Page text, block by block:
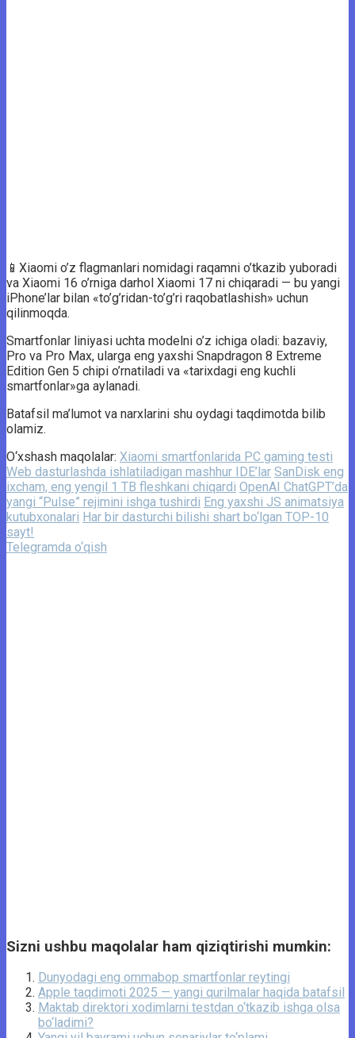
📱Xiaomi o’z flagmanlari nomidagi raqamni o’tkazib yuboradi
va Xiaomi 16 o’rniga darhol Xiaomi 17 ni chiqaradi — bu yangi
iPhone’lar bilan «to’g’ridan-to’g’ri raqobatlashish» uchun
qilinmoqda.
Smartfonlar liniyasi uchta modelni o’z ichiga oladi: bazaviy,
Pro va Pro Max, ularga eng yaxshi Snapdragon 8 Extreme
Edition Gen 5 chipi o’rnatiladi va «tarixdagi eng kuchli
smartfonlar»ga aylanadi.
Batafsil ma’lumot va narxlarini shu oydagi taqdimotda bilib
olamiz.
O‘xshash maqolalar: Xiaomi smartfonlarida PC gaming testi
Web dasturlashda ishlatiladigan mashhur IDE’lar SanDisk eng
ixcham, eng yengil 1 TB fleshkani chiqardi OpenAI ChatGPT’da
yangi “Pulse” rejimini ishga tushirdi Eng yaxshi JS animatsiya
kutubxonalari Har bir dasturchi bilishi shart bo‘lgan TOP-10
sayt!
Telegramda o‘qish
Sizni ushbu maqolalar ham qiziqtirishi mumkin:
Dunyodagi eng ommabop smartfonlar reytingi
Apple taqdimoti 2025 — yangi qurilmalar haqida batafsil
Maktab direktori xodimlarni testdan o‘tkazib ishga olsa
bo‘ladimi?